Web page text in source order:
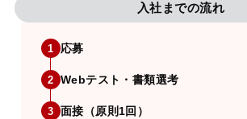
入社までの流れ
1 応募
2 Webテスト・書類選考
3 面接（原則1回）